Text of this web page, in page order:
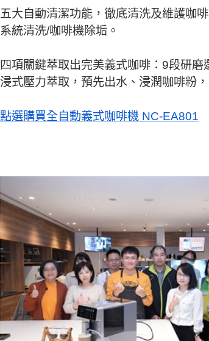
五大自動清潔功能，徹底清洗及維護咖
系統清洗/咖啡機除垢。
四項關鍵萃取出完美義式咖啡：9段研
浸式壓力萃取，預先出水、浸潤咖啡粉
點選購買全自動義式咖啡機 NC-EA801